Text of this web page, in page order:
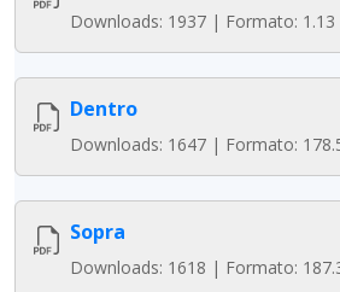
Downloads: 1937 | Formato: 1.13
Dentro
Downloads: 1647 | Formato:
Sopra
Downloads: 1618 | Formato: